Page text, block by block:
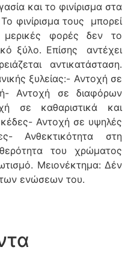
και το φινίρισμα στα
φινίρισμα τους μπορεί
φορές δεν το
ξύλο. Επίσης αντέχει
αντικατάσταση.
ξυλείας:- Αντοχή σε
Αντοχή σε διαφόρων
σε καθαριστικά και
Αντοχή σε υψηλές
Ανθεκτικότητα στη
του χρώματος
Μειονέκτημα: Δέν
ενώσεων του.